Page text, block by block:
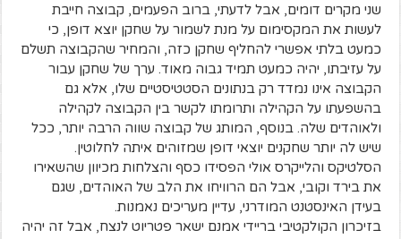
שני מקרים דומים, אבל לדעתי, ברוב הפעמים, קבוצה חייבת
לעשות את המקסימום על מנת לשמור על שחקן יוצא דופן, כי
כמעט בלתי אפשרי להחליף שחקן כזה, והמחיר שהקבוצה תשלם
על עזיבתו, יהיה כמעט תמיד גבוה מאוד. ערך של שחקן עבור
הקבוצה אינו נמדד רק בנתונים הסטטיסטיים שלו, אלא גם
בהשפעתו על הקהילה ותרומתו לקשר בין הקבוצה לקהילה
ולאוהדים שלה. בנוסף, המותג של קבוצה שווה הרבה יותר, ככל
שיש לה יותר שחקנים יוצאי דופן שמזוהים איתה לחלוטין.
הסלטיקס והלייקרס אולי הפסידו כסף והצלחות מכיוון שהשאירו
את בירד וקובי, אבל הם הרוויחו את הלב של האוהדים, שגם
בעידן האינסטנט המודרני, עדיין מעריכים נאמנות.
בזיכרון הקולקטיבי בריידי אמנם ישאר פטריוט לנצח, אבל זה יהיה